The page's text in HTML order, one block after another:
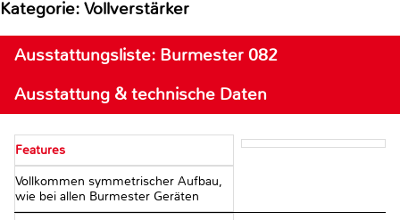
Kategorie: Vollverstärker
Ausstattungsliste: Burmester 082
Ausstattung & technische Daten
Features
Vollkommen symmetrischer Aufbau,
wie bei allen Burmester Geräten